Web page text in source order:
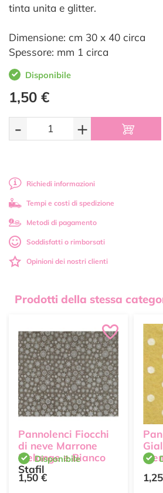
tinta unita e glitter.
Dimensione: cm 30 x 40 circa
Spessore: mm 1 circa
Disponibile
1,50 €
- +
Richiedi informazioni
Tempi e costi di spedizione
Metodi di pagamento
Soddisfatti o rimborsati
Opinioni dei nostri clienti
Prodotti della stessa
Pannolenci Fiocchi
di neve Marrone
Melange e Bianco
Stafil
Disponibile
1,50 €